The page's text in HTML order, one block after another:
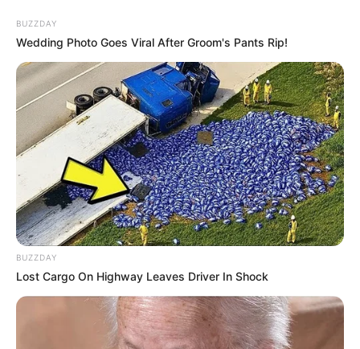
BUZZDAY
Wedding Photo Goes Viral After Groom's Pants Rip!
BUZZDAY
Lost Cargo On Highway Leaves Driver In Shock